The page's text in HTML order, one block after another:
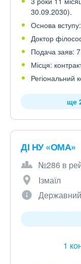
30.09.2030).
Основа
Доктор
Подача заяв:
Місця:
Регіональний
ще
ДІ НУ «ОМА»
№286 в
Ізмаїл
1